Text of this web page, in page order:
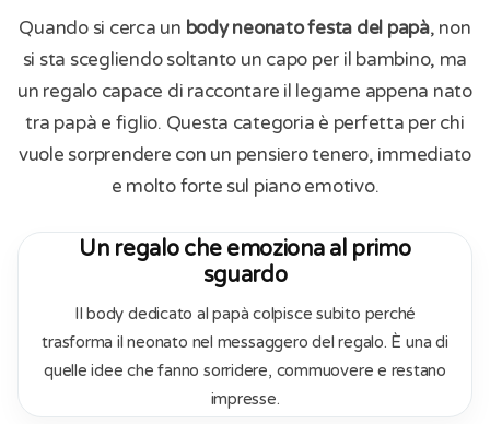
Quando si cerca un body neonato festa del papà, non
si sta scegliendo soltanto un capo per il bambino, ma
un regalo capace di raccontare il legame appena nato
tra papà e figlio. Questa categoria è perfetta per chi
vuole sorprendere con un pensiero tenero, immediato
e molto forte sul piano emotivo.
Un regalo che emoziona al primo
sguardo
Il body dedicato al papà colpisce subito perché
trasforma il neonato nel messaggero del regalo. È una di
quelle idee che fanno sorridere, commuovere e restano
impresse.